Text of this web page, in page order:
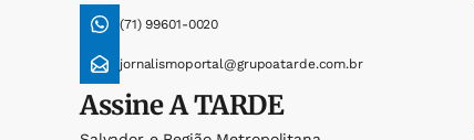
(71) 99601-0020
jornalismoportal@grupoatarde.com.br
AssineA TARDE